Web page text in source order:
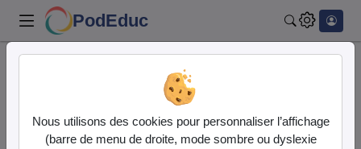
PodEduc
Prix Bayeux
CLEMI Normandie Vidéo Audio
Nous utilisons des cookies pour personnaliser l’affichage
(barre de menu de droite, mode sombre ou dyslexie